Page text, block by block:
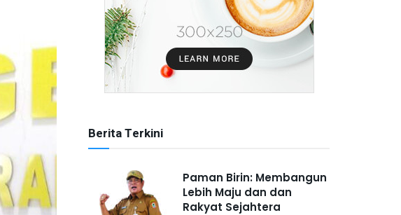
Berita Terkini
Paman Birin: Membangun
Lebih Maju dan dan
Rakyat Sejahtera